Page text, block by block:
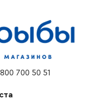
700 50 51